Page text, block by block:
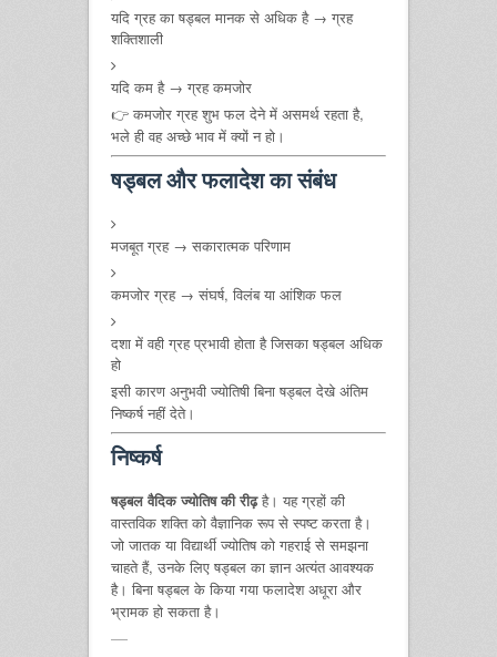
यदि ग्रह का षड्बल मानक से अधिक है → ग्रह
शक्तिशाली
यदि कम है → ग्रह कमजोर
👉 कमजोर ग्रह शुभ फल देने में असमर्थ रहता है,
भले ही वह अच्छे भाव में क्यों न हो।
षड्बल और फलादेश का संबंध
मजबूत ग्रह → सकारात्मक परिणाम
कमजोर ग्रह → संघर्ष, विलंब या आंशिक फल
दशा में वही ग्रह प्रभावी होता है जिसका षड्बल अधिक
हो
इसी कारण अनुभवी ज्योतिषी बिना षड्बल देखे अंतिम
निष्कर्ष नहीं देते।
निष्कर्ष
षड्बल वैदिक ज्योतिष की रीढ़है। यह ग्रहों की
वास्तविक शक्ति को वैज्ञानिक रूप से स्पष्ट करता है।
जो जातक या विद्यार्थी ज्योतिष को गहराई से समझना
चाहते हैं, उनके लिए षड्बल का ज्ञान अत्यंत आवश्यक
है। बिना षड्बल के किया गया फलादेश अधूरा और
भ्रामक हो सकता है।